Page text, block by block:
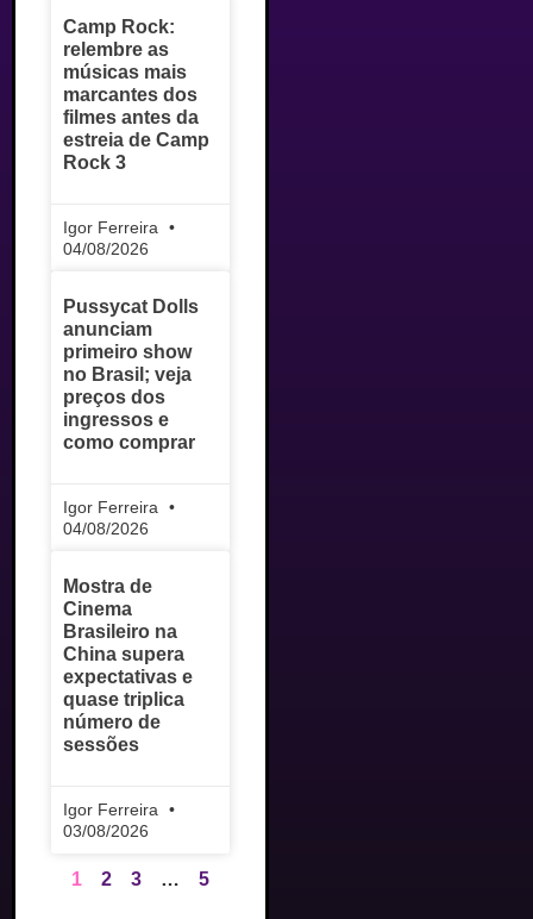
Camp Rock:
relembre as
músicas mais
marcantes dos
filmes antes da
estreia de Camp
Rock 3
Igor Ferreira
04/08/2026
Pussycat Dolls
anunciam
primeiro show
no Brasil; veja
preços dos
ingressos e
como comprar
Igor Ferreira
04/08/2026
Mostra de
Cinema
Brasileiro na
China supera
expectativas e
quase triplica
número de
sessões
Igor Ferreira
03/08/2026
1 2 3 … 5